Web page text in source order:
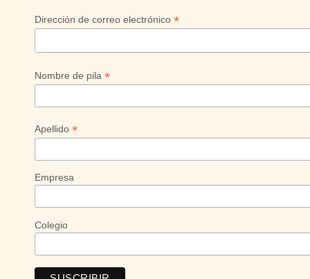
Dirección de correo electrónico *
Nombre de pila *
Apellido *
Empresa
Colegio